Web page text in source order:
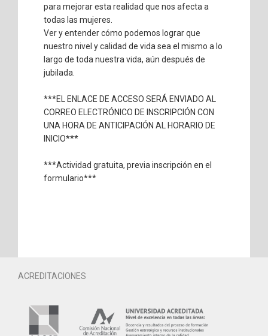
para mejorar esta realidad que nos afecta a
todas las mujeres.
Ver y entender cómo podemos lograr que
nuestro nivel y calidad de vida sea el mismo a lo
largo de toda nuestra vida, aún después de
jubilada.
***EL ENLACE DE ACCESO SERÁ ENVIADO AL
CORREO ELECTRÓNICO DE INSCRIPCIÓN CON
UNA HORA DE ANTICIPACIÓN AL HORARIO DE
INICIO***
***Actividad gratuita, previa inscripción en el
formulario***
ACREDITACIONES